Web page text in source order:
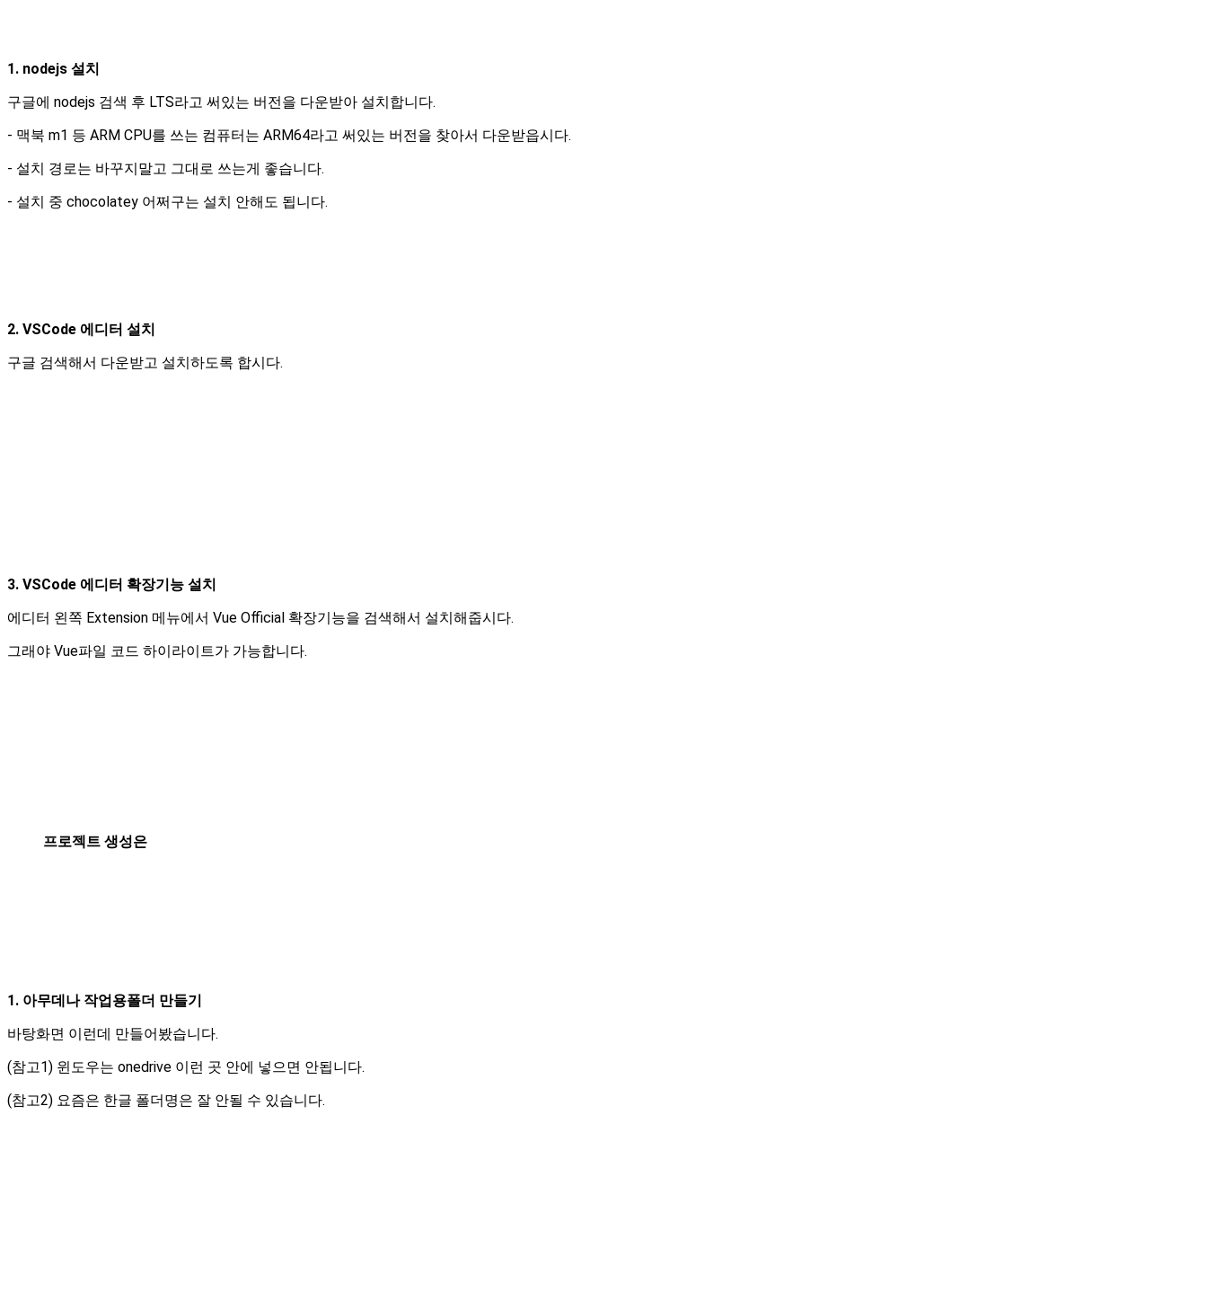
1. nodejs 설치
구글에 nodejs 검색 후 LTS라고 써있는 버전을 다운받아 설치합니다.
- 맥북 m1 등 ARM CPU를 쓰는 컴퓨터는 ARM64라고 써있는 버전을 찾아서 다운받읍시다.
- 설치 경로는 바꾸지말고 그대로 쓰는게 좋습니다.
- 설치 중 chocolatey 어쩌구는 설치 안해도 됩니다.
2. VSCode 에디터 설치
구글 검색해서 다운받고 설치하도록 합시다.
3. VSCode 에디터 확장기능 설치
에디터 왼쪽 Extension 메뉴에서 Vue Official 확장기능을 검색해서 설치해줍시다.
그래야 Vue파일 코드 하이라이트가 가능합니다.
프로젝트 생성은
1. 아무데나 작업용폴더 만들기
바탕화면 이런데 만들어봤습니다.
(참고1) 윈도우는 onedrive 이런 곳 안에 넣으면 안됩니다.
(참고2) 요즘은 한글 폴더명은 잘 안될 수 있습니다.